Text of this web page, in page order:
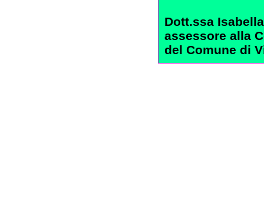
Dott.ssa
assessore alla
del Comune di